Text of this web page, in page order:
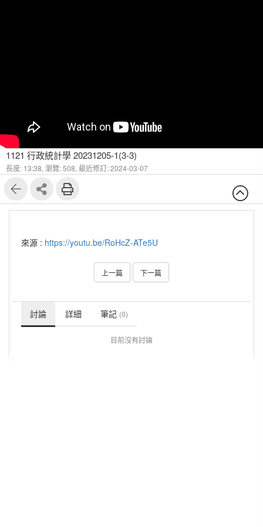
1121 行政統計學 20231205-1(3-3)
長度: 13:38, 瀏覽: 508, 最近修訂: 2024-03-07
來源 : https://youtu.be/RoHcZ-ATe5U
上一篇 下一篇
討論 詳細 筆記 (0)
目前沒有討論